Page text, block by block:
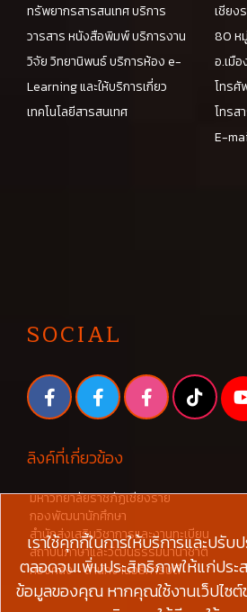
ทรัพยากรสารสนเทศ บริการ
วารสาร หนังสือพิมพ์ บริการงาน
วิจัย วิทยานิพนธ์ บริการห้อง e-
Learning และให้บริการเกี่ยว
เทคโนโลยีสารสนเทศ
เชียง
80 ห
อ.เมื
โทร
โทรส
E-
SOCIAL
ลิงค์ที่เกี่ยวข้อง
มหาวิทยาลัยราชภัฏเชียงราย
กองพัฒนานักศึกษา
สำนักส่งเสริมวิชาการและงานทะเบียน
สถาบันภาษาและวัฒนธรรมนานาชาติ
กองคลัง - สำนักงานอธิการบดี
เราใช้คุกกี้ในการให้บริการและปรับ
ตลอดจนเพิ่มประสิทธิภาพให้แก่ปร
ข้อมูลของคุณ หากคุณใช้งานเว็ปไซ